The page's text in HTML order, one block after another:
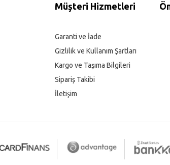
Müşteri Hizmetleri
Garanti ve İade
Gizlilik ve Kullanım Şartları
Kargo ve Taşıma Bilgileri
Sipariş Takibi
İletişim